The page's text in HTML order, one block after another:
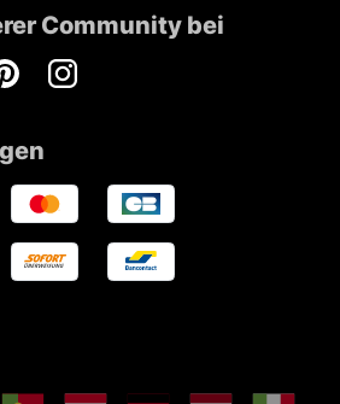
Community bei
Instagram